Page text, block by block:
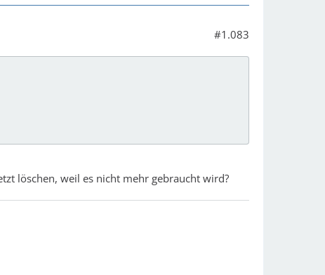
#1.083
löschen, weil es nicht mehr gebraucht wird?